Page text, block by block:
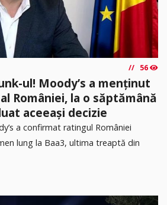
56
ul! Moody’s a menținut
României, la o săptămână
aceeași decizie
a confirmat ratingul României
lung la Baa3, ultima treaptă din